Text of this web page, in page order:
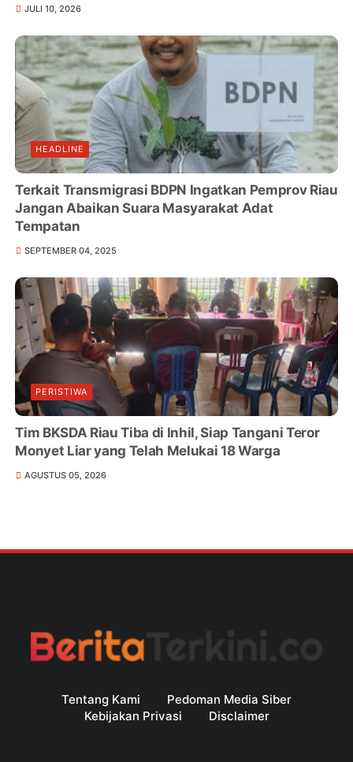
JULI 10, 2026
HEADLINE
Terkait Transmigrasi BDPN Ingatkan Pemprov Riau
Jangan Abaikan Suara Masyarakat Adat
Tempatan
SEPTEMBER 04, 2025
PERISTIWA
Tim BKSDA Riau Tiba di Inhil, Siap Tangani Teror
Monyet Liar yang Telah Melukai 18 Warga
AGUSTUS 05, 2026
Tentang Kami
Pedoman Media Siber
Kebijakan Privasi
Disclaimer